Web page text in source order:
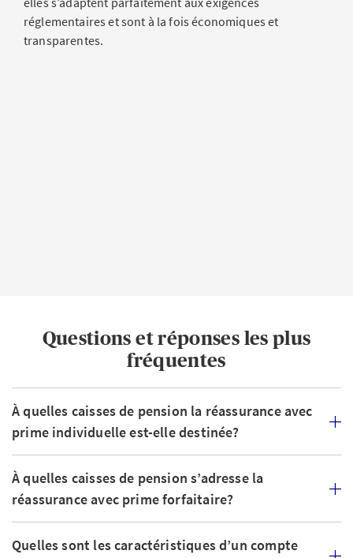
réglementaires et sont à la fois économiques et
transparentes.
Questions et réponses les plus
fréquentes
À quelles caisses de pension la réassurance avec
prime individuelle est-elle destinée?
À quelles caisses de pension s’adresse la
réassurance avec prime forfaitaire?
Quelles sont les caractéristiques d’un compte